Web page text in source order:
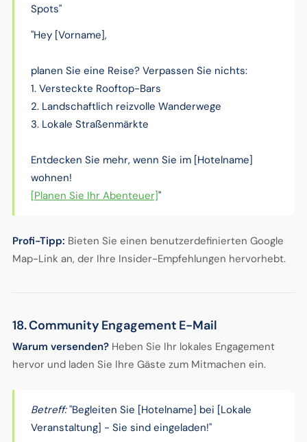
Spots"
"Hey [Vorname],
planen Sie eine Reise? Verpassen Sie nichts:
1. Versteckte Rooftop-Bars
2. Landschaftlich reizvolle Wanderwege
3. Lokale Straßenmärkte
Entdecken Sie mehr, wenn Sie im [Hotelname]
wohnen!
[Planen Sie Ihr Abenteuer]"
Profi-Tipp: Bieten Sie einen benutzerdefinierten Google
Map-Link an, der Ihre Insider-Empfehlungen hervorhebt.
18. Community Engagement E-Mail
Warum versenden?Heben Sie Ihr lokales Engagement
hervor und laden Sie Ihre Gäste zum Mitmachen ein.
Betreff:"Begleiten Sie [Hotelname] bei [Lokale
Veranstaltung] - Sie sind eingeladen!"